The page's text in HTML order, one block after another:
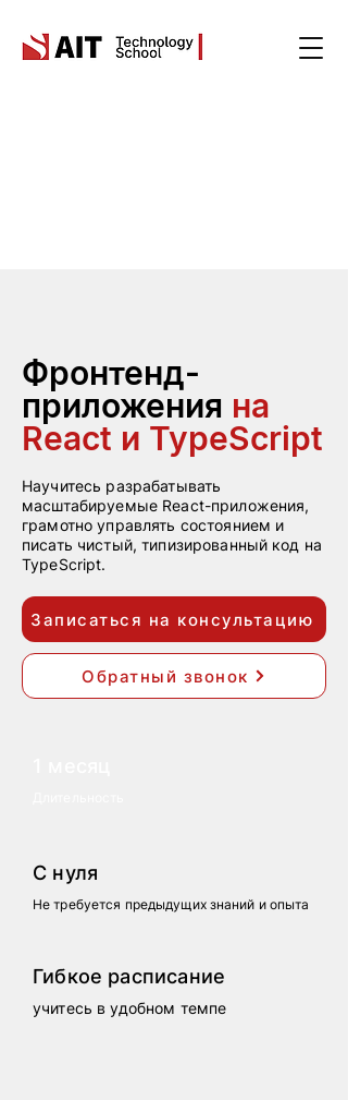
Фронтенд-
приложения на
React и TypeScript
Научитесь разрабатывать
масштабируемые React-приложения,
грамотно управлять состоянием и
писать чистый, типизированный код на
TypeScript.
Записаться на консультацию
Обратный звонок
С нуля
Не требуется предыдущих знаний и опыта
Гибкое расписание
учитесь в удобном темпе